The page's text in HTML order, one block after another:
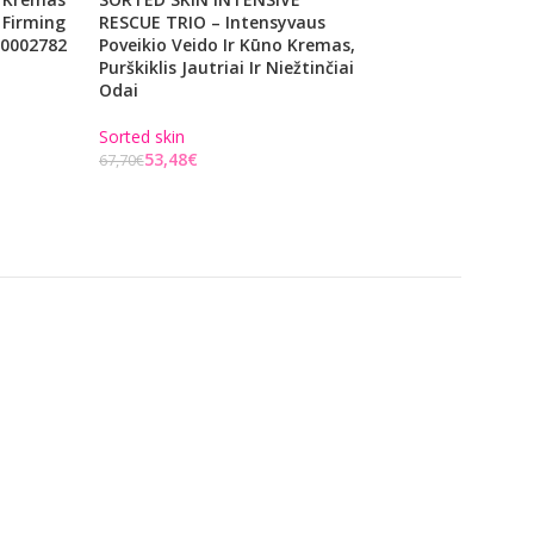
RESCUE TRIO – Intensyvaus
Poveikio Veido Ir Kūno Kremas,
Purškiklis Jautriai Ir Niežtinčiai
Odai
Sorted skin
67,70€53,48€